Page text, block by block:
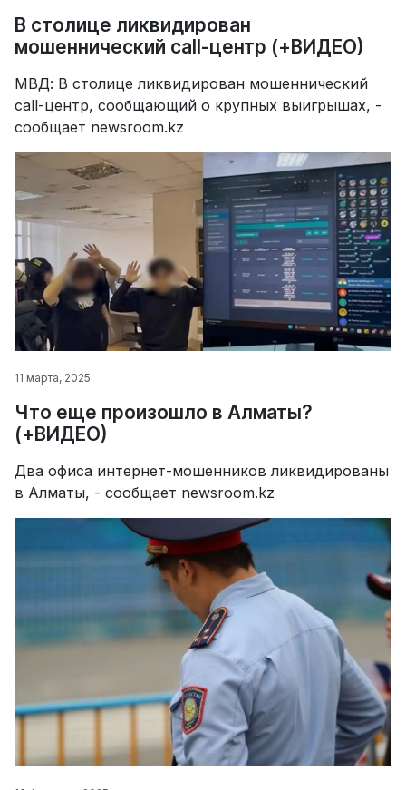
В столице ликвидирован
мошеннический call-центр (+ВИДЕО)
МВД: В столице ликвидирован мошеннический
call-центр, сообщающий о крупных выигрышах, -
сообщает newsroom.kz
11 марта, 2025
Что еще произошло в Алматы?
(+ВИДЕО)
Два офиса интернет-мошенников ликвидированы
в Алматы, - сообщает newsroom.kz